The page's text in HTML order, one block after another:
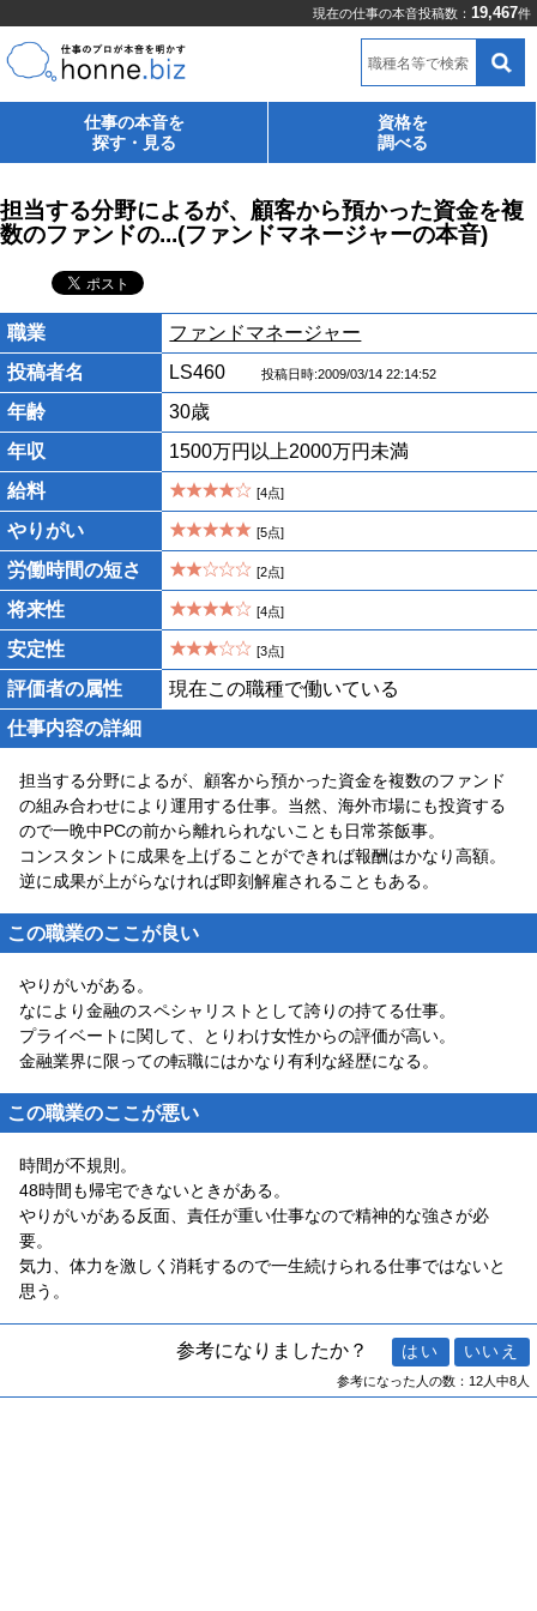
現在の仕事の本音投稿数： 19,467件
職種名等で検索
仕事の本音を
探す・見る
資格を
調べる
担当する分野によるが、顧客から預かった資金を複
数のファンドの...(ファンドマネージャーの本音)
職業
ファンドマネージャー
投稿者名
LS460 投稿日時:2009/03/14 22:14:52
年齢
30歳
年収
1500万円以上2000万円未満
給料
[4点]
やりがい [5点]
労働時間の短さ [2点]
将来性 [4点]
安定性 [3点]
評価者の属性
現在この職種で働いている
仕事内容の詳細
担当する分野によるが、顧客から預かった資金を複数のファンド
の組み合わせにより運用する仕事。当然、海外市場にも投資する
ので一晩中PCの前から離れられないことも日常茶飯事。
コンスタントに成果を上げることができれば報酬はかなり高額。
逆に成果が上がらなければ即刻解雇されることもある。
この職業のここが良い
やりがいがある。
なにより金融のスペシャリストとして誇りの持てる仕事。
プライベートに関して、とりわけ女性からの評価が高い。
金融業界に限っての転職にはかなり有利な経歴になる。
この職業のここが悪い
時間が不規則。
48時間も帰宅できないときがある。
やりがいがある反面、責任が重い仕事なので精神的な強さが必
要。
気力、体力を激しく消耗するので一生続けられる仕事ではないと
思う。
参考になりましたか？
参考になった人の数：12人中8人